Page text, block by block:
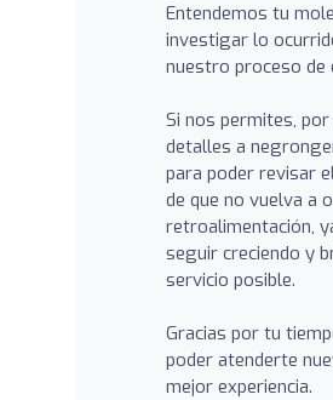
Entendemos tu
investigar lo
nuestro proceso de
Si nos permites,
detalles a
para poder revisar
de que no vuelva a
retroalimentación,
seguir creciendo y
servicio posible.
Gracias por tu
poder atenderte
mejor experiencia.